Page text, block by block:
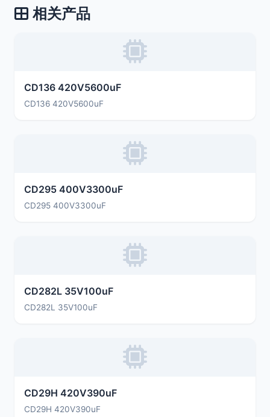
相关产品
CD136 420V5600uF
CD136 420V5600uF
CD295 400V3300uF
CD295 400V3300uF
CD282L 35V100uF
CD282L 35V100uF
CD29H 420V390uF
CD29H 420V390uF